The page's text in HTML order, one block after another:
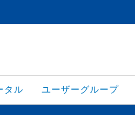
タル ユーザーグループ